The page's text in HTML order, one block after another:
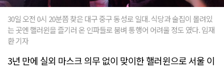
30일 오전 0시 20분쯤 찾은 대구 중구 동성로 일대. 식당과 술집이 몰려있
는 곳엔 핼러윈을 즐기러 온 인파들로 붐벼 통행어 어려울 정도 였다. 임재
환 기자
3년 만에 실외 마스크 의무 없이 맞이한 핼러윈으로 서울 이